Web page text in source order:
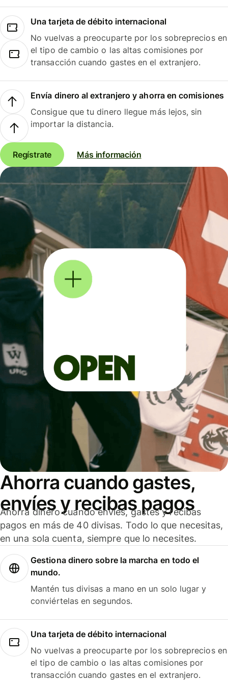
Una tarjeta de débito internacional
No vuelvas a preocuparte por los sobreprecios en
el tipo de cambio o las altas comisiones por
transacción cuando gastes en el extranjero.
Envía dinero al extranjero y ahorra en comisiones
Consigue que tu dinero llegue más lejos, sin
importar la distancia.
Regístrate Más información
Ahorra cuando gastes,
envíes y recibas pagos
Ahorra dinero cuando envíes, gastes y recibas
pagos en más de 40 divisas. Todo lo que necesitas,
en una sola cuenta, siempre que lo necesites.
Gestiona dinero sobre la marcha en todo el
mundo.
Mantén tus divisas a mano en un solo lugar y
conviértelas en segundos.
Una tarjeta de débito internacional
No vuelvas a preocuparte por los sobreprecios en
el tipo de cambio o las altas comisiones por
transacción cuando gastes en el extranjero.